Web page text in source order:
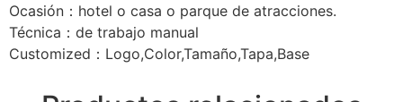
Ocasión：hotel o casa o parque de atracciones.
Técnica：de trabajo manual
Customized：Logo,Color,Tamaño,Tapa,Base